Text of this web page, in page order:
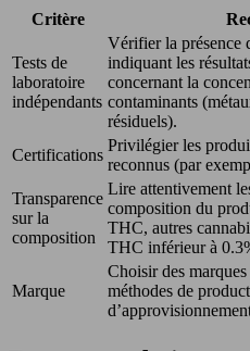
Critère
Tests de
laboratoire
indépendants
Vérifier la présence
indiquant les
concernant la
contaminants
résiduels).
Certifications
Privilégier les
reconnus (par
Transparence
sur la
composition
Lire attentivement
composition du
THC, autres
THC inférieur à
Marque
Choisir des
méthodes de